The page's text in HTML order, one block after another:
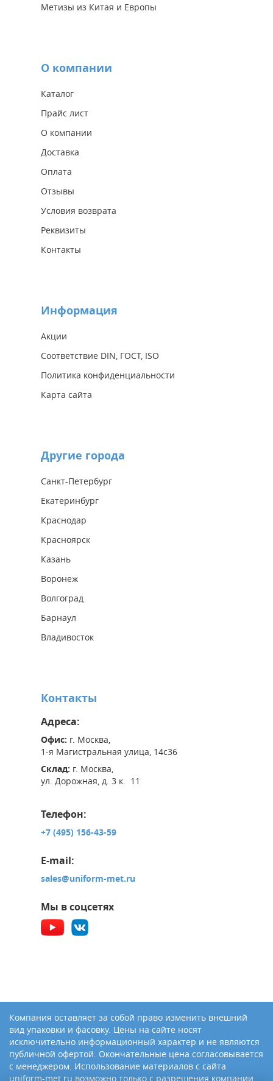
Метизы из Китая и Европы
О компании
Каталог
Прайс лист
О компании
Доставка
Оплата
Отзывы
Условия возврата
Реквизиты
Контакты
Информация
Акции
Соответствие DIN, ГОСТ, ISO
Политика конфиденциальности
Карта сайта
Другие города
Санкт-Петербург
Екатеринбург
Краснодар
Красноярск
Казань
Воронеж
Волгоград
Барнаул
Владивосток
Контакты
Адреса:
Офис: г. Москва,
1-я Магистральная улица, 14с36
Склад: г. Москва,
ул. Дорожная, д. 3 к. 11
Телефон:
+7 (495) 156-43-59
E-mail:
sales@uniform-met.ru
Мы в соцсетях
Компания оставляет за собой право изменить внешний
вид упаковки и фасовку. Цены на сайте носят
исключительно информационный характер и не являются
публичной офертой. Окончательные цена согласовывается
с менеджером. Использование материалов с сайта
uniform-met.ru возможно только с разрешения компании